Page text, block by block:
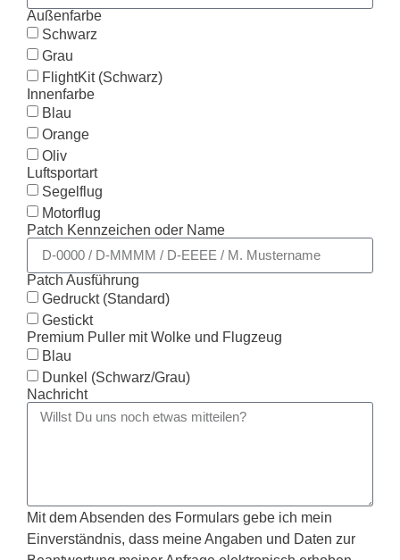
Außenfarbe
Schwarz
Grau
FlightKit (Schwarz)
Innenfarbe
Blau
Orange
Oliv
Luftsportart
Segelflug
Motorflug
Patch Kennzeichen oder Name
Patch Ausführung
Gedruckt (Standard)
Gestickt
Premium Puller mit Wolke und Flugzeug
Blau
Dunkel (Schwarz/Grau)
Nachricht
Mit dem Absenden des Formulars gebe ich mein
Einverständnis, dass meine Angaben und Daten zur